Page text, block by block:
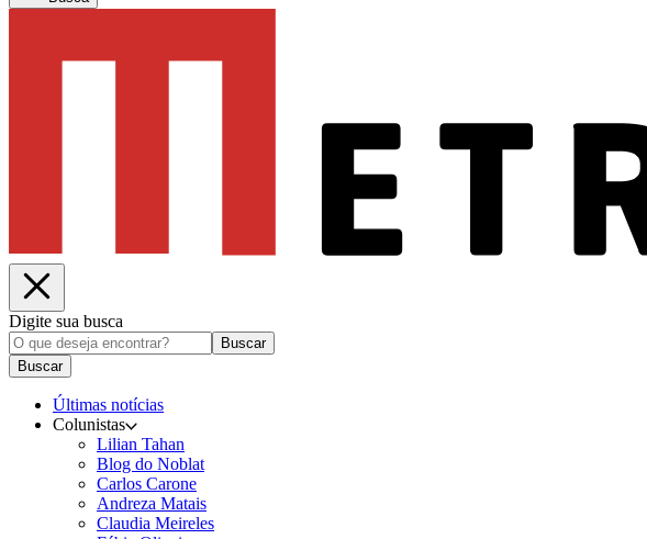
Digite sua busca
Buscar
Buscar
Últimas notícias
Colunistas
Lilian Tahan
Blog do Noblat
Carlos Carone
Andreza Matais
Claudia Meireles